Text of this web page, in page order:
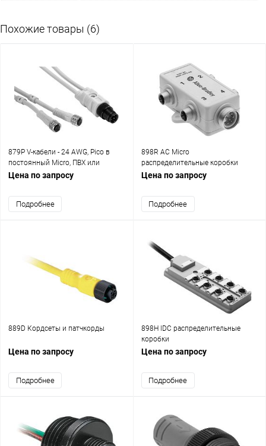
Похожие товары (6)
879Р V-кабели - 24 AWG, Pico в
постоянный Micro, ПВХ или
полиуретан, LED и Non-LED
Цена по запросу
Подробнее
898R AC Micro
распределительные коробки
Цена по запросу
Подробнее
889D Кордсеты и патчкорды
Цена по запросу
Подробнее
898H IDC распределительные
коробки
Цена по запросу
Подробнее